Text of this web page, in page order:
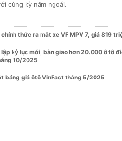
cùng kỳ năm ngoái.
thức ra mắt xe VF MPV 7, giá 819
lập kỷ lục mới, bàn giao hơn 20.000 ô tô
10/2025
bảng giá ôtô VinFast tháng 5/2025